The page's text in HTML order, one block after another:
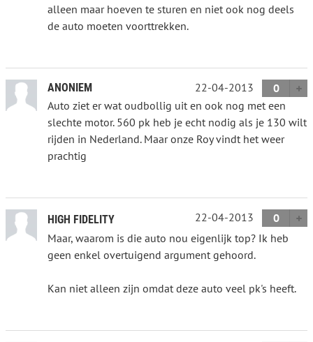
alleen maar hoeven te sturen en niet ook nog deels
de auto moeten voorttrekken.
ANONIEM 22-04-2013
0
Auto ziet er wat oudbollig uit en ook nog met een
slechte motor. 560 pk heb je echt nodig als je 130 wilt
rijden in Nederland. Maar onze Roy vindt het weer
prachtig
HIGH FIDELITY 22-04-2013
0
Maar, waarom is die auto nou eigenlijk top? Ik heb
geen enkel overtuigend argument gehoord.
Kan niet alleen zijn omdat deze auto veel pk's heeft.